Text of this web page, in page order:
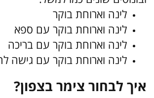
לינה וארוחת בוקר
לינה וארוחת בוקר עם ספא
לינה וארוחת בוקר עם בריכה
לינה וארוחת בוקר עם גישה
איך לבחור צימר בצפון?